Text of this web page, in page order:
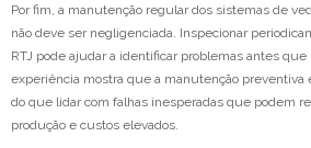
Por fim, a manutenção regular dos sistemas de
não deve ser negligenciada. Inspecionar
RTJ pode ajudar a identificar problemas antes
experiência mostra que a manutenção preventiva
do que lidar com falhas inesperadas que podem
produção e custos elevados.